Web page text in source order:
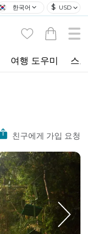
한국어 $ USD
여행 도우미 스
친구에게 가입 요청